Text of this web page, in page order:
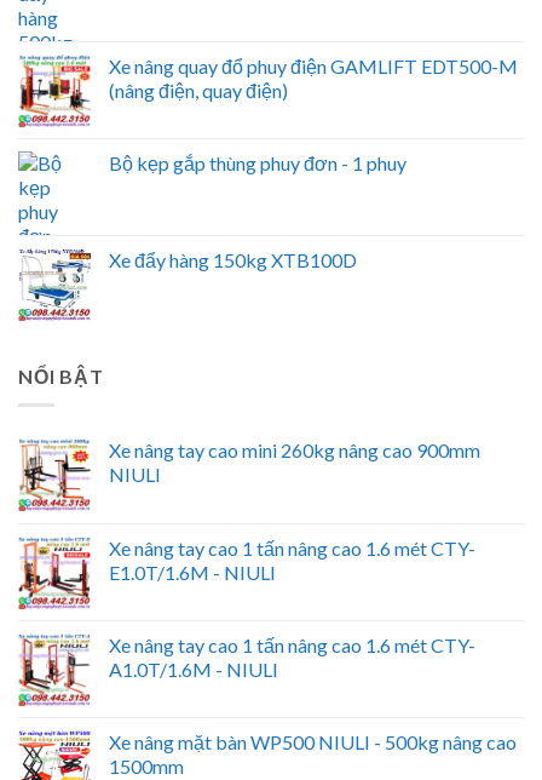
Xe nâng quay đổ phuy điện GAMLIFT EDT500-M
(nâng điện, quay điện)
Bộ kẹp gắp thùng phuy đơn - 1 phuy
Xe đẩy hàng 150kg XTB100D
NỔI BẬT
Xe nâng tay cao mini 260kg nâng cao 900mm
NIULI
Xe nâng tay cao 1 tấn nâng cao 1.6 mét CTY-
E1.0T/1.6M - NIULI
Xe nâng tay cao 1 tấn nâng cao 1.6 mét CTY-
A1.0T/1.6M - NIULI
Xe nâng mặt bàn WP500 NIULI - 500kg nâng cao
1500mm